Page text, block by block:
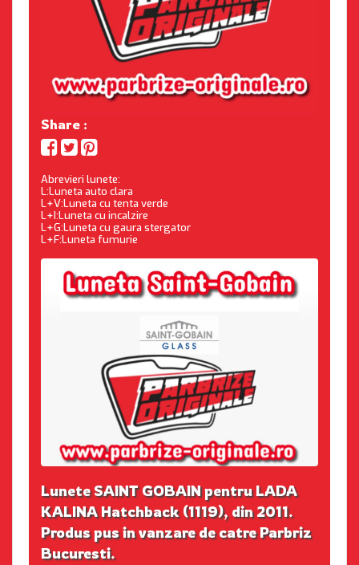
Share :
Abrevieri lunete:
L:Luneta auto clara
L+V:Luneta cu tenta verde
L+I:Luneta cu incalzire
L+G:Luneta cu gaura stergator
L+F:Luneta fumurie
Lunete SAINT GOBAIN pentru LADA
KALINA Hatchback (1119), din 2011.
Produs pus in vanzare de catre Parbriz
Bucuresti.